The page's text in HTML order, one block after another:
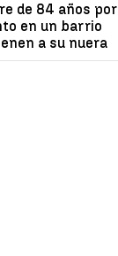
de 84 años por
en un barrio
a su nuera